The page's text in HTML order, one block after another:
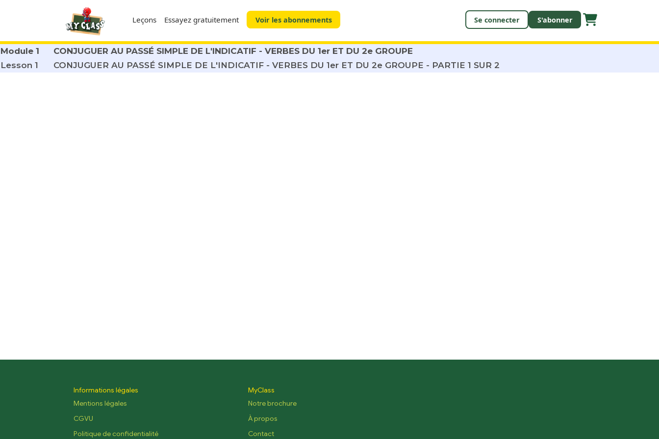
Leçons Essayez gratuitement Voir les abonnements Se connecter S'abonner
Module 1
CONJUGUER AU PASSÉ SIMPLE DE L'INDICATIF - VERBES DU 1er ET DU 2e GROUPE
Lesson 1
CONJUGUER AU PASSÉ SIMPLE DE L'INDICATIF - VERBES DU 1er ET DU 2e GROUPE - PARTIE 1 SUR 2
Informations légales
Mentions légales
CGVU
Politique de confidentialité
MyClass
Notre brochure
À propos
Contact